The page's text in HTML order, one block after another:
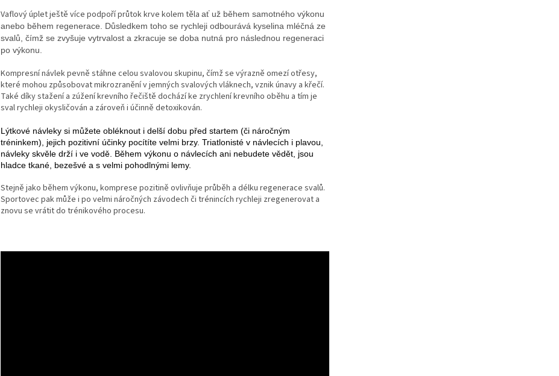
Vaflový úplet ještě více podpoří průtok krve kolem těla ať už během samotného výkonu
anebo během regenerace. Důsledkem toho se rychleji odbourává kyselina mléčná ze
svalů, čímž se zvyšuje vytrvalost a zkracuje se doba nutná pro následnou regeneraci
po výkonu.
Kompresní návlek pevně stáhne celou svalovou skupinu, čímž se výrazně omezí otřesy,
které mohou způsobovat mikrozranění v jemných svalových vláknech, vznik únavy a křečí.
Také díky stažení a zúžení krevního řečiště dochází ke zrychlení krevního oběhu a tím je
sval rychleji okysličován a zároveň i účinně detoxikován.
Lýtkové návleky si můžete obléknout i delší dobu před startem (či náročným
tréninkem), jejich pozitivní účinky pocítíte velmi brzy. Triatlonisté v návlecích i plavou,
návleky skvěle drží i ve vodě. Během výkonu o návlecích ani nebudete vědět, jsou
hladce tkané, bezešvé a s velmi pohodlnými lemy.
Stejně jako během výkonu, komprese pozitině ovlivňuje průběh a délku regenerace svalů.
Sportovec pak může i po velmi náročných závodech či trénincích rychleji zregenerovat a
znovu se vrátit do trénikového procesu.
shop.etriatlon.cz - Chat